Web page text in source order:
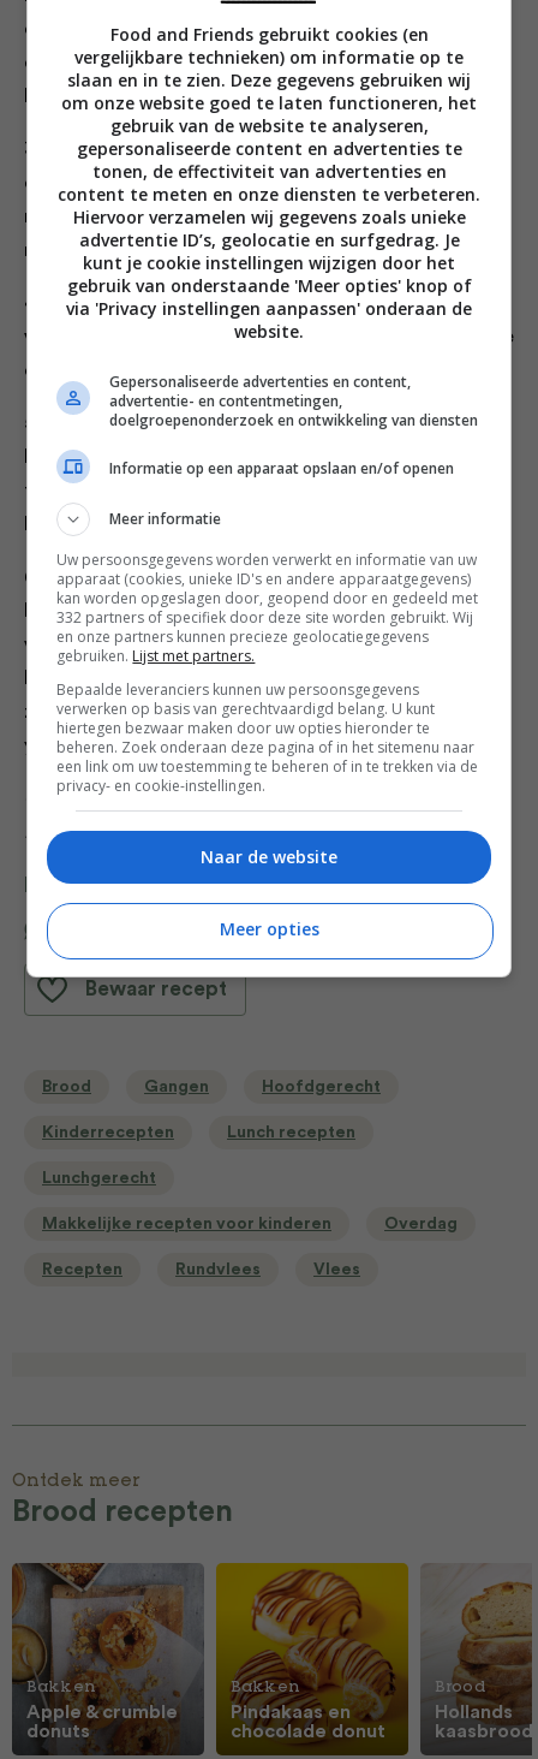
en rasp hem in dunne staafjes. Snijd de bosuitjes in
dunne ringen, doe ze met de spitskool en wortel in een
kom en schep om. Houd apart.
3. Doe de kruidenpasta in een kom en roer hem los met
een beetje olijfolie. Pers de tenen knoflook erboven,
roer nog eens en bestrijk de burgers met wat van het
mengsel.
4. Doe de yoghurt in een schaaltje, schep 1 eetlepel
van de kruiden- olie erdoor en schep de rest van de olie
om met de koolsalade.
5. Verhit een koekenpan op middelhoog vuur en bak de
burgers in ongeveer 5 minuten gaar — keer ze af en
toe om. Rooster intussen de naanbroden in een
broodrooster of onder de grill in de oven.
6. Schep op de onderste helft van elk naanbrood wat
koolsalade en leg er een burger op. Schep een beetje
van de yoghurtsaus erover en bestrooi met wat
ze samen met de rest van de koolsalade en
yoghurtsaus.
Credits Fotografie: Saskia van Osnabrugge; Foodstyling:
Ingmar Niezen; Styling: Annemieke Paarlberg
Deel dit recept
Bewaar recept
Brood Gangen Hoofdgerecht
Kinderrecepten Lunch recepten
Lunchgerecht
Makkelijke recepten voor kinderen Overdag
Recepten Rundvlees Vlees
Ontdek meer
Brood recepten
Bakken
Apple & crumble
donuts
Bakken
Pindakaas en
chocolade donut
Brood
Hollands
kaasbrood
Food and Friends gebruikt cookies (en
vergelijkbare technieken) om informatie op te
slaan en in te zien. Deze gegevens gebruiken wij
om onze website goed te laten functioneren, het
gebruik van de website te analyseren,
gepersonaliseerde content en advertenties te
tonen, de effectiviteit van advertenties en
content te meten en onze diensten te verbeteren.
Hiervoor verzamelen wij gegevens zoals unieke
advertentie ID’s, geolocatie en surfgedrag. Je
kunt je cookie instellingen wijzigen door het
gebruik van onderstaande 'Meer opties' knop of
via 'Privacy instellingen aanpassen' onderaan de
website.
Gepersonaliseerde advertenties en content,
advertentie- en contentmetingen,
doelgroepenonderzoek en ontwikkeling van diensten
Informatie op een apparaat opslaan en/of openen
Meer informatie
Uw persoonsgegevens worden verwerkt en informatie van uw
apparaat (cookies, unieke ID's en andere apparaatgegevens)
kan worden opgeslagen door, geopend door en gedeeld met
332 partners of specifiek door deze site worden gebruikt. Wij
en onze partners kunnen precieze geolocatiegegevens
gebruiken. Lijst met partners.
Bepaalde leveranciers kunnen uw persoonsgegevens
verwerken op basis van gerechtvaardigd belang. U kunt
hiertegen bezwaar maken door uw opties hieronder te
beheren. Zoek onderaan deze pagina of in het sitemenu naar
een link om uw toestemming te beheren of in te trekken via de
privacy- en cookie-instellingen.
Naar de website
Meer opties